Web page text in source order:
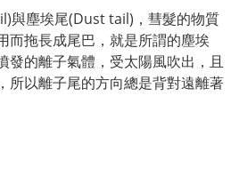
與塵埃尾(Dust tail)，彗髮的物質
而拖長成尾巴，就是所謂的塵埃
發的離子氣體，受太陽風吹出，且
所以離子尾的方向總是背對遠離著